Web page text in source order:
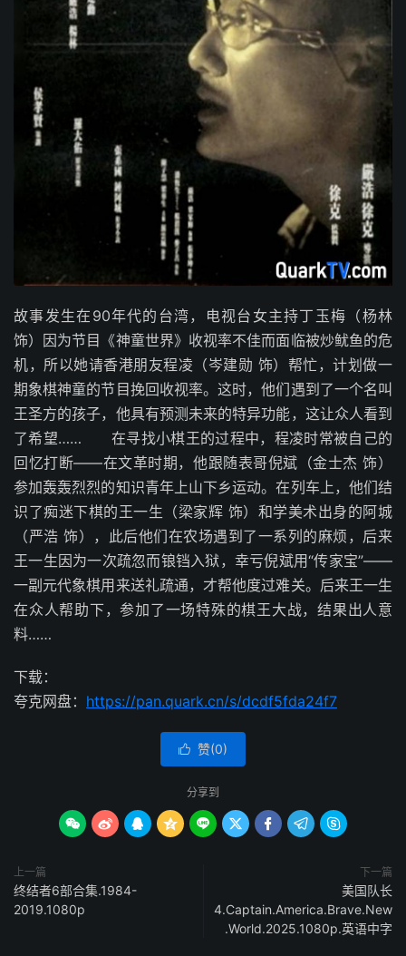
故事发生在90年代的台湾，电视台女主持丁玉梅（杨林
饰）因为节目《神童世界》收视率不佳而面临被炒鱿鱼的危
机，所以她请香港朋友程凌（岑建勋 饰）帮忙，计划做一
期象棋神童的节目挽回收视率。这时，他们遇到了一个名叫
王圣方的孩子，他具有预测未来的特异功能，这让众人看到
了希望…… 在寻找小棋王的过程中，程凌时常被自己的
回忆打断——在文革时期，他跟随表哥倪斌（金士杰 饰）
参加轰轰烈烈的知识青年上山下乡运动。在列车上，他们结
识了痴迷下棋的王一生（梁家辉 饰）和学美术出身的阿城
（严浩 饰），此后他们在农场遇到了一系列的麻烦，后来
王一生因为一次疏忽而锒铛入狱，幸亏倪斌用“传家宝”——
一副元代象棋用来送礼疏通，才帮他度过难关。后来王一生
在众人帮助下，参加了一场特殊的棋王大战，结果出人意
料……
下载：
夸克网盘： https://pan.quark.cn/s/dcdf5fda24f7
 赞(0)
分享到
        
上一篇
终结者6部合集.1984-
2019.1080p
下一篇
美国队长
4.Captain.America.Brave.New
.World.2025.1080p.英语中字